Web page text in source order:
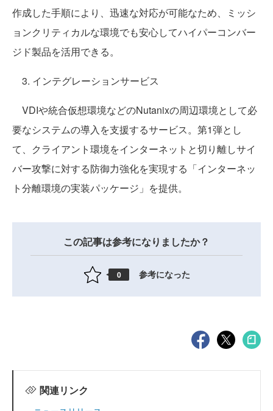
作成した手順により、迅速な対応が可能なため、ミッシ
ョンクリティカルな環境でも安心してハイパーコンバー
ジド製品を活用できる。
3. インテグレーションサービス
VDIや統合仮想環境などのNutanixの周辺環境として必
要なシステムの導入を支援するサービス。第1弾とし
て、クライアント環境をインターネットと切り離しサイ
バー攻撃に対する防御力強化を実現する「インターネッ
ト分離環境の実装パッケージ」を提供。
この記事は参考になりましたか？
0 参考になった
関連リンク